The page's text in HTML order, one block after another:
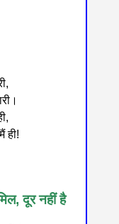
ही!
दूर नहीं है